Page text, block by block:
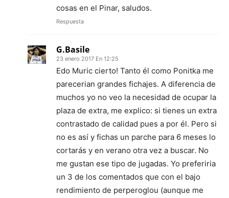
cosas en el Pinar, saludos.
Respuesta
G.Basile
23 enero 2017 En 12:25
Edo Muric cierto! Tanto él como Ponitka me
parecerian grandes fichajes. A diferencia de
muchos yo no veo la necesidad de ocupar la
plaza de extra, me explico: si tienes un extra
contrastado de calidad pues a por él. Pero si
no es así y fichas un parche para 6 meses lo
cortarás y en verano otra vez a buscar. No
me gustan ese tipo de jugadas. Yo preferiria
un 3 de los comentados que con el bajo
rendimiento de perperoglou (aunque me